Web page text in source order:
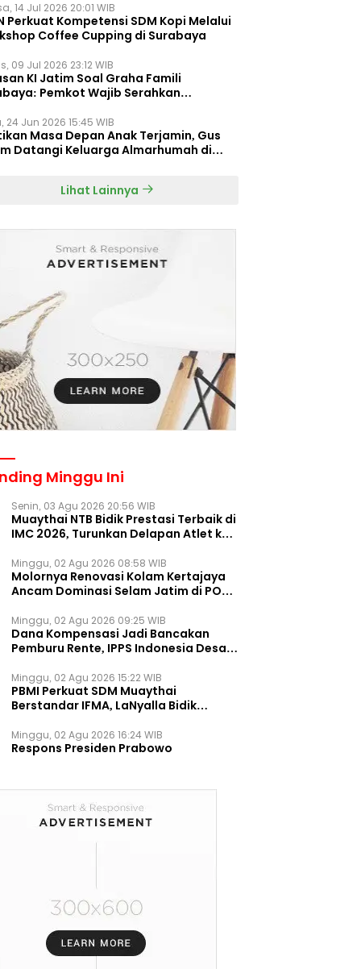
14 Jul 2026 20:01 WIB
Perkuat Kompetensi SDM Kopi Melalui
Coffee Cupping di Surabaya
09 Jul 2026 23:12 WIB
KI Jatim Soal Graha Famili
Pemkot Wajib Serahkan
24 Jun 2026 15:45 WIB
Masa Depan Anak Terjamin, Gus
Datangi Keluarga Almarhumah di
Lihat Lainnya
Minggu Ini
Senin, 03 Agu 2026 20:56 WIB
Muaythai NTB Bidik Prestasi Terbaik di
IMC 2026, Turunkan Delapan Atlet ke
Minggu, 02 Agu 2026 08:58 WIB
Molornya Renovasi Kolam Kertajaya
Ancam Dominasi Selam Jatim di PON
Minggu, 02 Agu 2026 09:25 WIB
Dana Kompensasi Jadi Bancakan
Pemburu Rente, IPPS Indonesia Desak
Permanen
Minggu, 02 Agu 2026 15:22 WIB
PBMI Perkuat SDM Muaythai
Berstandar IFMA, LaNyalla Bidik
Minggu, 02 Agu 2026 16:24 WIB
Respons Presiden Prabowo